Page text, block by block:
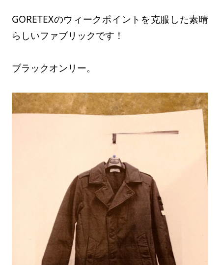
GORETEXのウィークポイントを克服した素晴
らしいファブリックです！
ブラックオンリー。